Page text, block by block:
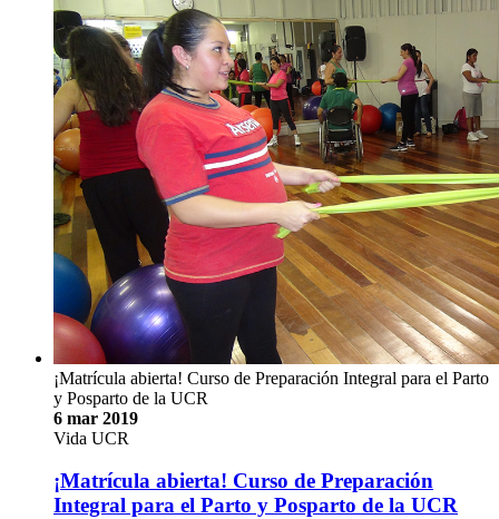
¡Matrícula abierta! Curso de Preparación Integral para el Parto
y Posparto de la UCR
6 mar 2019
Vida UCR
¡Matrícula abierta! Curso de Preparación
Integral para el Parto y Posparto de la UCR